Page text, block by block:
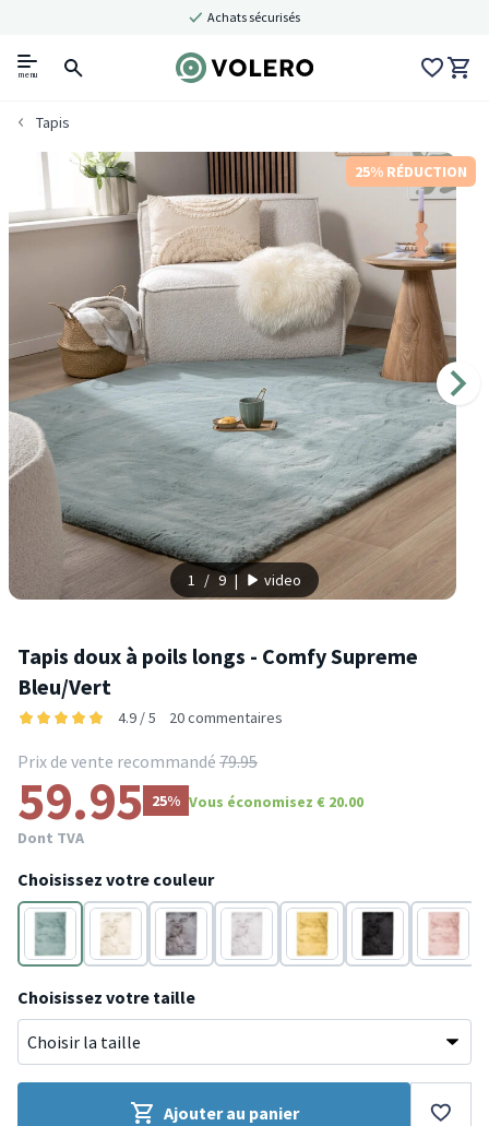
Achats sécurisés
menu
Tapis
25% RÉDUCTION
1 / 9 | video
Tapis doux à poils longs - Comfy Supreme
Bleu/Vert
4.9 / 5 20 commentaires
Prix de vente recommandé 79.95
59.95 25% Vous économisez € 20.00
Dont TVA
Choisissez votre couleur
Bleu Crème Gris Gris Jaune Noir
Rose
Choisissez votre taille
Ajouter au panier